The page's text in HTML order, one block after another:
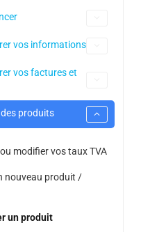
vos informations
vos factures et
produits
modifier vos taux TVA
nouveau produit /
un produit